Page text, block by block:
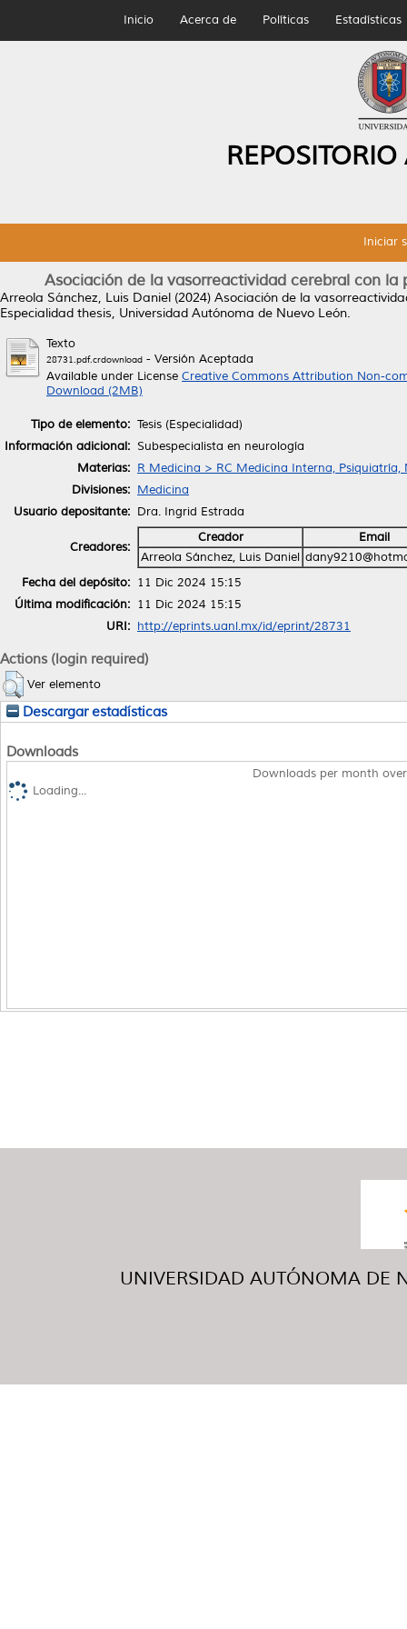
Inicio Acerca de Políticas Estadísticas
Iniciar
Asociación de la vasorreactividad cerebral con
Arreola Sánchez, Luis Daniel (2024) Asociación de la
Especialidad thesis, Universidad Autónoma de Nuevo León.
Texto
28731.pdf.crdownload - Versión Aceptada
Available under License Creative Commons Attribution Non-
Download (2MB)
Tipo de elemento: Tesis (Especialidad)
Información adicional: Subespecialista en neurología
Materias: R Medicina > RC Medicina Interna, Psiquiatría,
Divisiones: Medicina
Usuario depositante: Dra. Ingrid Estrada
Creadores:
Creador
Email
Arreola Sánchez, Luis Daniel
Fecha del depósito: 11 Dic 2024 15:15
Última modificación: 11 Dic 2024 15:15
URI: http://eprints.uanl.mx/id/eprint/28731
Actions (login required)
Ver elemento
Descargar estadísticas
Downloads
Downloads per month
Loading...
UNIVERSIDAD AUTÓNOMA DE